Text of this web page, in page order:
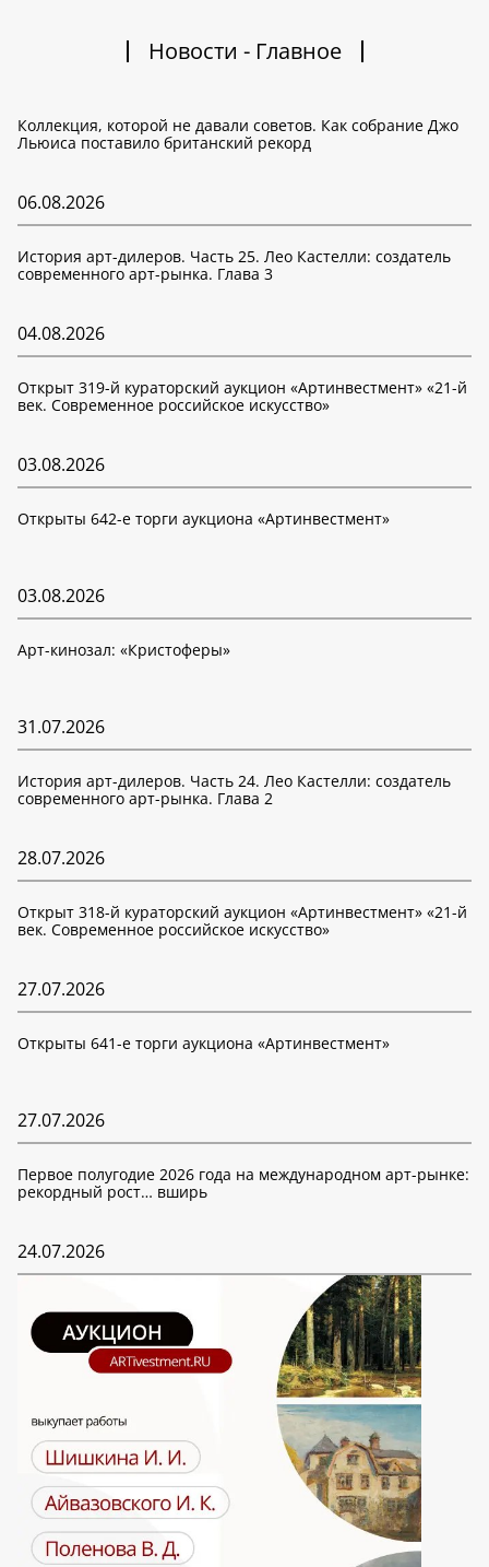
Новости - Главное
Коллекция, которой не давали советов. Как собрание Джо
Льюиса поставило британский рекорд
06.08.2026
История арт-дилеров. Часть 25. Лео Кастелли: создатель
современного арт-рынка. Глава 3
04.08.2026
Открыт 319-й кураторский аукцион «Артинвестмент» «21-й
век. Современное российское искусство»
03.08.2026
Открыты 642-е торги аукциона «Артинвестмент»
03.08.2026
Арт-кинозал: «Кристоферы»
31.07.2026
История арт-дилеров. Часть 24. Лео Кастелли: создатель
современного арт-рынка. Глава 2
28.07.2026
Открыт 318-й кураторский аукцион «Артинвестмент» «21-й
век. Современное российское искусство»
27.07.2026
Открыты 641-е торги аукциона «Артинвестмент»
27.07.2026
Первое полугодие 2026 года на международном арт-рынке:
рекордный рост… вширь
24.07.2026